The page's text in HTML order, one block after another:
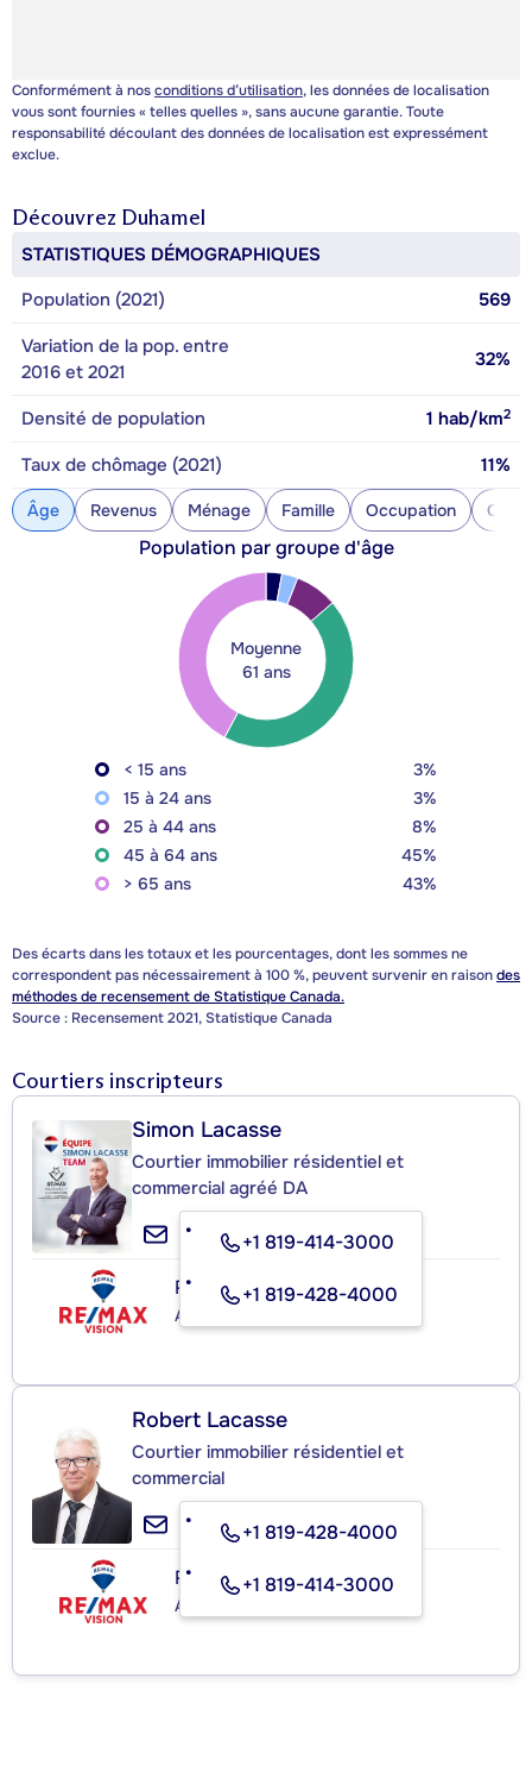
Conformément à nosconditions d’utilisation, les données de localisation
vous sont fournies « telles quelles », sans aucune garantie. Toute
responsabilité découlant des données de localisation est expressément
exclue.
Découvrez Duhamel
STATISTIQUES DÉMOGRAPHIQUES
Population (2021)
569
Variation de la pop. entre
2016 et 2021
32%
Densité de population 1 hab/km2
Taux de chômage (2021) 11%
Âge Revenus Ménage Famille Occupation
Population par groupe d'âge
Moyenne
61 ans
< 15 ans
3%
15 à 24 ans
3%
25 à 44 ans
8%
45 à 64 ans
45%
> 65 ans
43%
Des écarts dans les totaux et les pourcentages, dont les sommes ne
correspondent pas nécessairement à 100 %, peuvent survenir en raisondes
méthodes de recensement de Statistique Canada.
Source : Recensement 2021, Statistique Canada
Courtiers inscripteurs
Simon Lacasse
Courtier immobilier résidentiel et
commercial agréé DA
+1 819-414-3000
+1 819-428-4000
RE/MAX VISION
Agence immobilière
Robert Lacasse
Courtier immobilier résidentiel et
commercial
+1 819-428-4000
+1 819-414-3000
RE/MAX VISION
Agence immobilière